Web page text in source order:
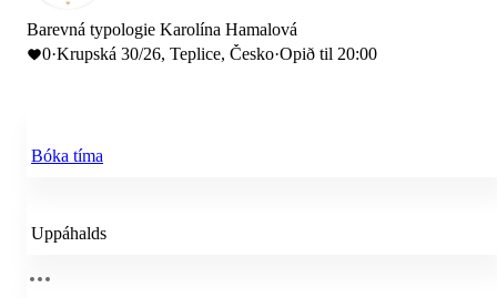
Barevná typologie Karolína Hamalová
0·Krupská 30/26, Teplice, Česko·Opið til 20:00
Bóka tíma
Uppáhalds